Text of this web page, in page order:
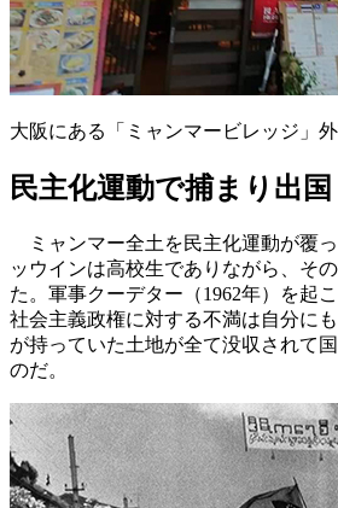
大阪にある「ミャンマービレッジ」
民主化運動で捕まり出国
ミャンマー全土を民主化運動が覆
ッウインは高校生でありながら、そ
た。軍事クーデター（1962年）を起
社会主義政権に対する不満は自分に
が持っていた土地が全て没収されて
のだ。